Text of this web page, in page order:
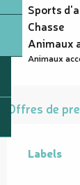
Sports
Chasse
Animaux
Animaux
Offres de
Labels
Labels